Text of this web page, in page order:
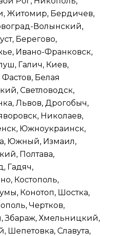
Житомир, Бердичев,
Волынский,
Берегово,
Ивано-Франковск,
Галич, Киев,
Белая
Светловодск,
Львов, Дрогобыч,
Николаев,
Южноукраинск,
Южный, Измаил,
Полтава,
Гадяч,
Костополь,
Конотоп, Шостка,
Чертков,
Збараж, Хмельницкий,
Шепетовка, Славута,